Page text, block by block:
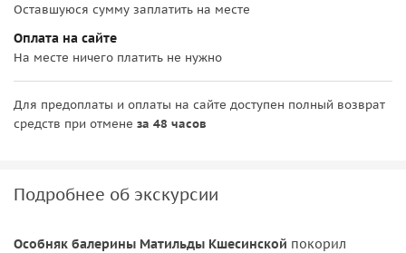
Оставшуюся сумму заплатить на месте
Оплата на сайте
На месте ничего платить не нужно
Для предоплаты и оплаты на сайте доступен полный возврат
средств при отмене за 48 часов
Подробнее об экскурсии
Особняк балерины Матильды Кшесинской покорил